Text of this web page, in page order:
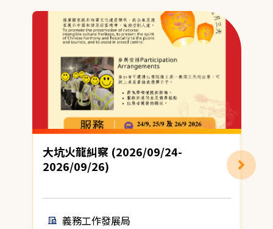
大坑火龍糾察 (2026/09/24-
2026/09/26)
義務工作發展局